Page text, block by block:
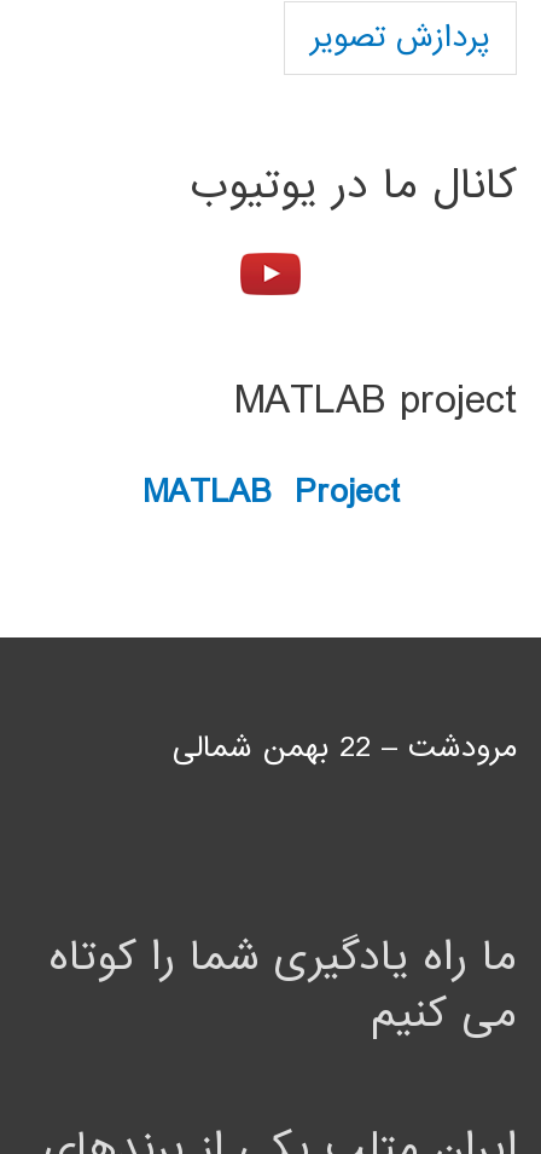
پردازش تصویر
کانال ما در یوتیوب
MATLAB project
MATLAB Project
مرودشت – 22 بهمن شمالی
ما راه یادگیری شما را کوتاه
می کنیم